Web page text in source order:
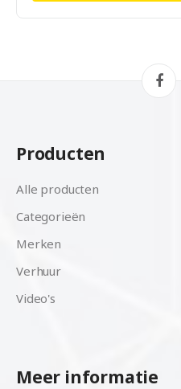
Producten
Alle producten
Categorieën
Merken
Verhuur
Video's
Meer informatie